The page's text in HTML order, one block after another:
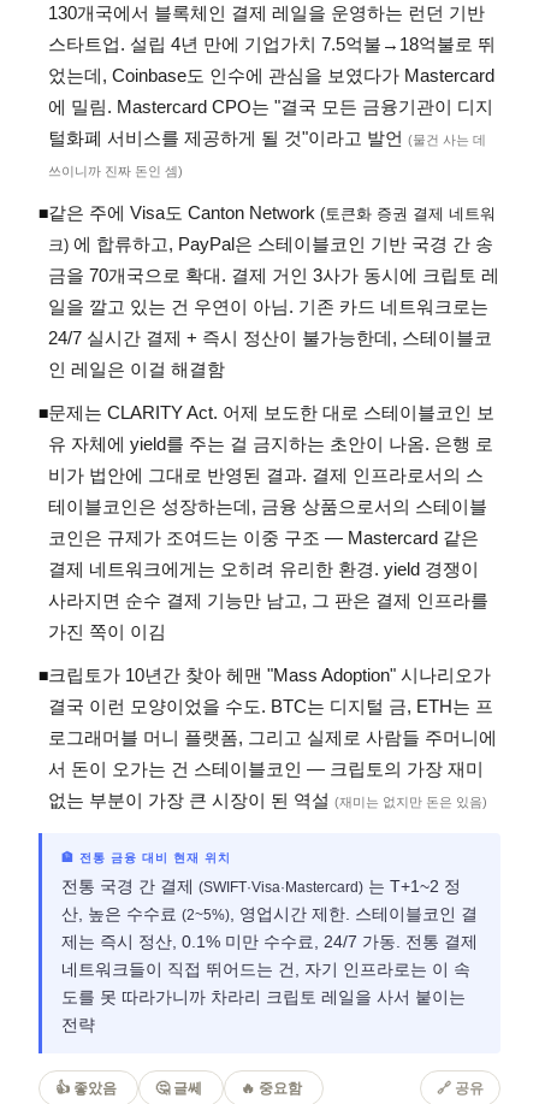
130개국에서 블록체인 결제 레일을 운영하는 런던 기반
스타트업. 설립 4년 만에 기업가치 7.5억불→18억불로 뛰
었는데, Coinbase도 인수에 관심을 보였다가 Mastercard
에 밀림. Mastercard CPO는 "결국 모든 금융기관이 디지
털화폐 서비스를 제공하게 될 것"이라고 발언 (물건 사는 데
쓰이니까 진짜 돈인 셈)
◾같은 주에 Visa도 Canton Network (토큰화 증권 결제 네트워
크) 에 합류하고, PayPal은 스테이블코인 기반 국경 간 송
금을 70개국으로 확대. 결제 거인 3사가 동시에 크립토 레
일을 깔고 있는 건 우연이 아님. 기존 카드 네트워크로는
24/7 실시간 결제 + 즉시 정산이 불가능한데, 스테이블코
인 레일은 이걸 해결함
◾문제는 CLARITY Act. 어제 보도한 대로 스테이블코인 보
유 자체에 yield를 주는 걸 금지하는 초안이 나옴. 은행 로
비가 법안에 그대로 반영된 결과. 결제 인프라로서의 스
테이블코인은 성장하는데, 금융 상품으로서의 스테이블
코인은 규제가 조여드는 이중 구조 — Mastercard 같은
결제 네트워크에게는 오히려 유리한 환경. yield 경쟁이
사라지면 순수 결제 기능만 남고, 그 판은 결제 인프라를
가진 쪽이 이김
◾크립토가 10년간 찾아 헤맨 "Mass Adoption" 시나리오가
결국 이런 모양이었을 수도. BTC는 디지털 금, ETH는 프
로그래머블 머니 플랫폼, 그리고 실제로 사람들 주머니에
서 돈이 오가는 건 스테이블코인 — 크립토의 가장 재미
없는 부분이 가장 큰 시장이 된 역설 (재미는 없지만 돈은 있음)
🏦 전통 금융 대비 현재 위치
전통 국경 간 결제 (SWIFT·Visa·Mastercard) 는 T+1~2 정
산, 높은 수수료 (2~5%) , 영업시간 제한. 스테이블코인 결
제는 즉시 정산, 0.1% 미만 수수료, 24/7 가동. 전통 결제
네트워크들이 직접 뛰어드는 건, 자기 인프라로는 이 속
도를 못 따라가니까 차라리 크립토 레일을 사서 붙이는
전략
👍 좋았음 🤔 글쎄 🔥 중요함 🔗 공유